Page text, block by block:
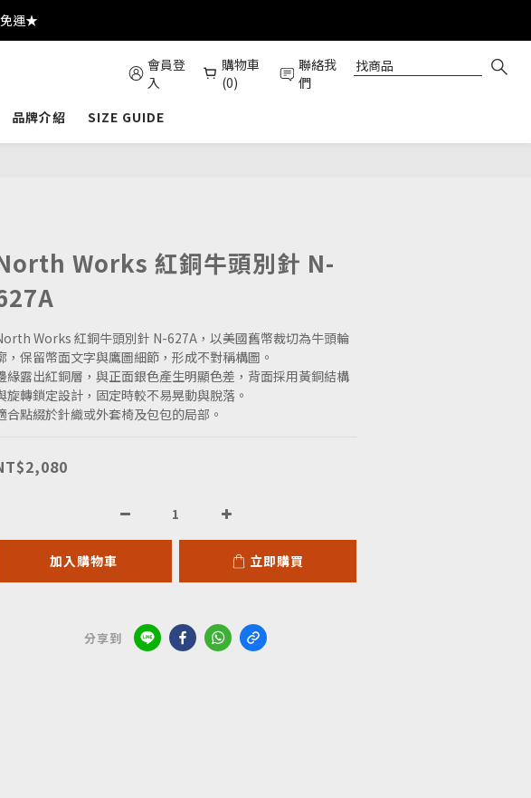
折 $100 ★
折 $100 ★
會員登
入
購物車
(0)
聯絡我
們
品牌介紹 SIZE GUIDE
Works 紅銅牛頭別針 N-
Works 紅銅牛頭別針 N-627A，以美國舊幣裁切為牛頭輪
，保留幣面文字與鷹圖細節，形成不對稱構圖。
緣露出紅銅層，與正面銀色產生明顯色差，背面採用黃銅結構
旋轉鎖定設計，固定時較不易晃動與脫落。
合點綴於針織或外套椅及包包的局部。
加入購物車 立即購買
分享到